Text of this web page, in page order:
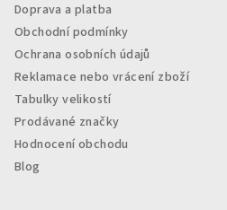
Doprava a platba
Obchodní podmínky
Ochrana osobních údajů
Reklamace nebo vrácení zboží
Tabulky velikostí
Prodávané značky
Hodnocení obchodu
Blog